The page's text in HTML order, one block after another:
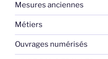
Mesures anciennes
Métiers
Ouvrages numérisés